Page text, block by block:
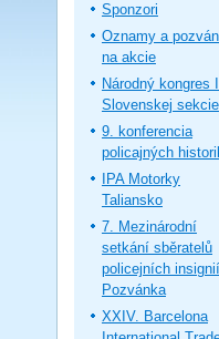
Sponzori
Oznamy a
na akcie
Národný kongres
Slovenskej sekcie
9. konferencia
policajných
IPA Motorky
Taliansko
7. Mezinárodní
setkání sběratelů
policejních
Pozvánka
XXIV. Barcelona